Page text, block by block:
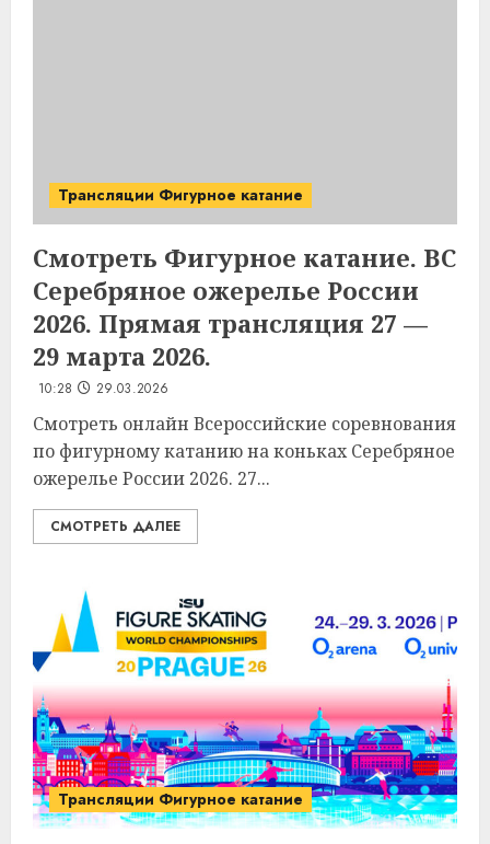
Трансляции Фигурное катание
Смотреть Фигурное катание. ВС
Серебряное ожерелье России
2026. Прямая трансляция 27 —
29 марта 2026.
10:28 29.03.2026
Смотреть онлайн Всероссийские соревнования
по фигурному катанию на коньках Серебряное
ожерелье России 2026. 27...
СМОТРЕТЬ ДАЛЕЕ
Трансляции Фигурное катание